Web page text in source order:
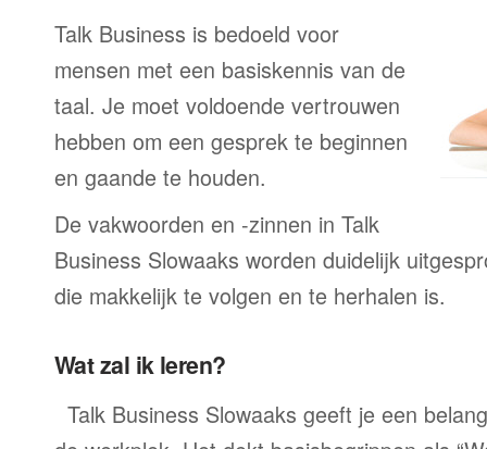
Talk Business is bedoeld voor
mensen met een basiskennis van de
taal. Je moet voldoende vertrouwen
hebben om een gesprek te beginnen
en gaande te houden.
De vakwoorden en -zinnen in Talk
Business Slowaaks worden duidelijk
die makkelijk te volgen en te herhalen is.
Wat zal ik leren?
Talk Business Slowaaks geeft je een